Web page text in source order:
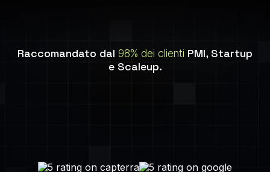
Raccomandato dal 98% dei clienti PMI, Startup
e Scaleup.